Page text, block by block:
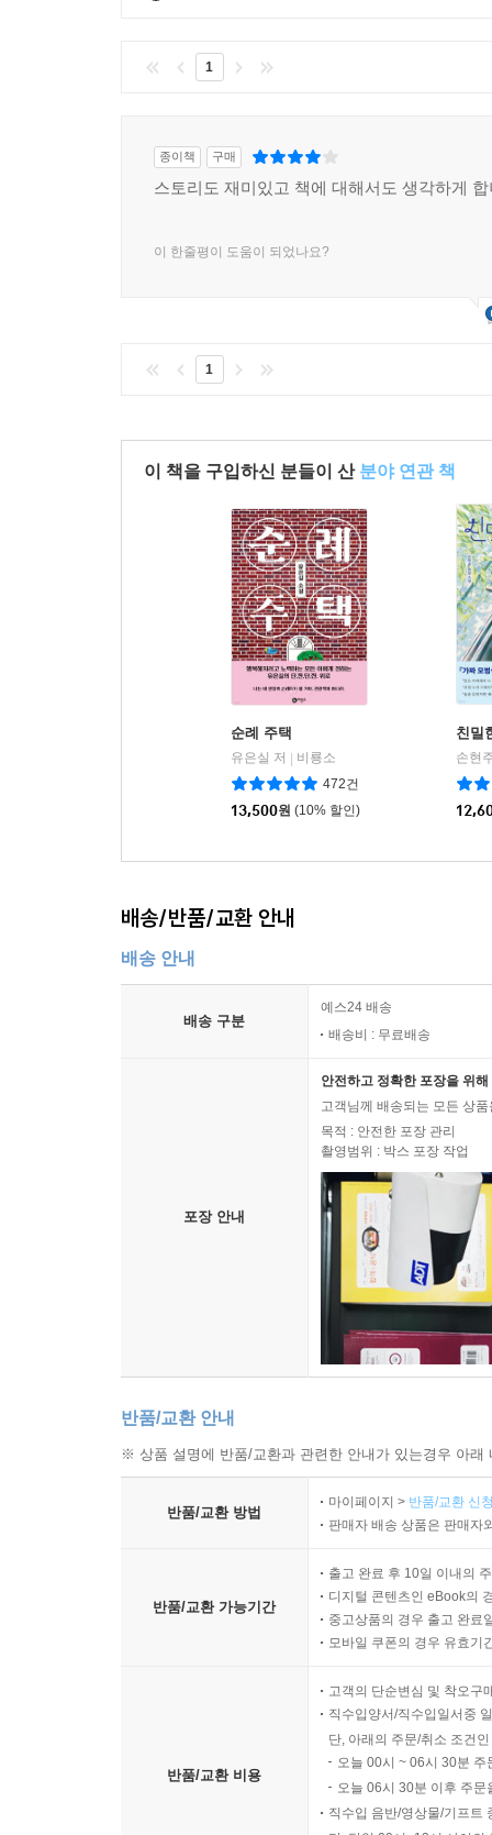
1
종이책 구매
스토리도 재미있고 책에 대해서도 생각하게
이 한줄평이 도움이 되었나요?
1
이 책을 구입하신 분들이 산 분야 연관 책
순례 주택
유은실 저
비룡소
472건
13,500원 (10% 할인)
친밀
손현
배송/반품/교환 안내
배송 안내
배송 구분
예스24 배송
배송비 : 무료배송
포장 안내
안전하고 정확한 포장을 위
고객님께 배송되는 모든 상
목적 : 안전한 포장 관리
촬영범위 : 박스 포장 작업
반품/교환 안내
※ 상품 설명에 반품/교환과 관련한 안내가 있는경우 아
반품/교환 방법
마이페이지 > 반품/교환 신
판매자 배송 상품은 판매자
반품/교환 가능기간
출고 완료 후 10일 이내의
디지털 콘텐츠인 eBook의
중고상품의 경우 출고 완료
모바일 쿠폰의 경우 유효기
반품/교환 비용
고객의 단순변심 및 착오구
직수입양서/직수입일서중
단, 아래의 주문/취소 조건
오늘 00시 ~ 06시 30분
오늘 06시 30분 이후 주
직수입 음반/영상물/기프트